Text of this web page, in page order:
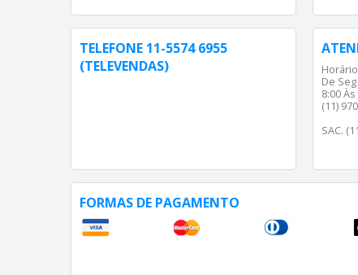
TELEFONE 11-5574 6955
(TELEVENDAS)
De
8:00
(11)
SAC.
FORMAS DE PAGAMENTO